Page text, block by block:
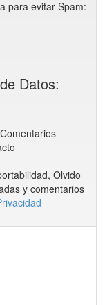
para evitar Spam:
Datos:
Olvido
y comentarios